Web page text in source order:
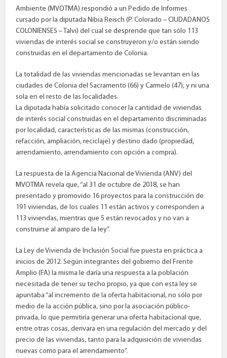
Ambiente (MVOTMA) respondió a un Pedido de Informes
cursado por la diputada Nibia Reisch (P. Colorado – CIUDADANOS
COLONIENSES – Talvi) del cual se desprende que tan sólo 113
viviendas de interés social se construyeron y/o están siendo
construidas en el departamento de Colonia.
La totalidad de las viviendas mencionadas se levantan en las
ciudades de Colonia del Sacramento (66) y Carmelo (47), y ni una
sola en el resto de las localidades.
La diputada había solicitado conocer la cantidad de viviendas
de interés social construidas en el departamento discriminadas
por localidad, características de las mismas (construcción,
refacción, ampliación, reciclaje) y destino dado (propiedad,
arrendamiento, arrendamiento con opción a compra).
La respuesta de la Agencia Nacional de Vivienda (ANV) del
MVOTMA revela que, “al 31 de octubre de 2018, se han
presentado y promovido 16 proyectos para la construcción de
191 viviendas, de los cuales 11 están activos y corresponden a
113 viviendas, mientras que 5 están revocados y no van a
construirse al amparo de la ley”.
La Ley de Vivienda de Inclusión Social fue puesta en práctica a
inicios de 2012. Según integrantes del gobierno del Frente
Amplio (FA) la misma le daría una respuesta a la población
necesitada de tener su techo propio, ya que con esta ley se
apuntaba “al incremento de la oferta habitacional, no sólo por
medio de la acción pública, sino por la asociación público-
privada, lo que permitiría generar una oferta habitacional que,
entre otras cosas, derivara en una regulación del mercado y del
precio de las viviendas, tanto para la adquisición de viviendas
nuevas como para el arrendamiento”.